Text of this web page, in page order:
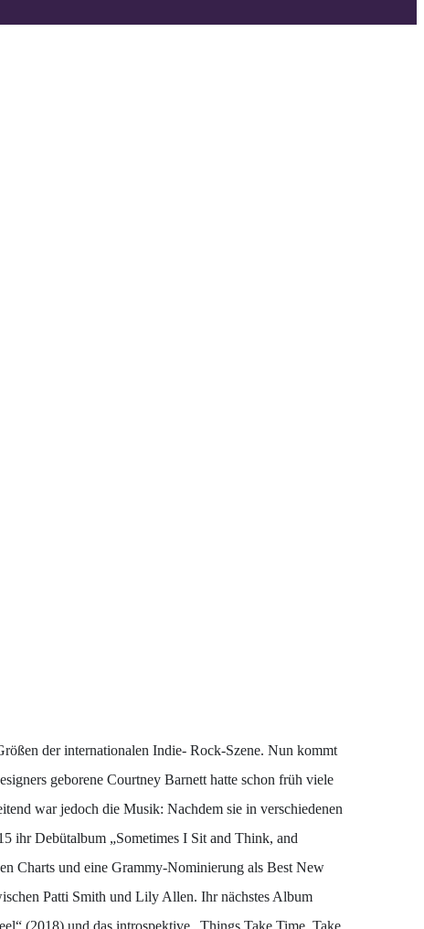
der internationalen Indie- Rock-Szene. Nun kommt
geborene Courtney Barnett hatte schon früh viele
war jedoch die Musik: Nachdem sie in verschiedenen
ihr Debütalbum „Sometimes I Sit and Think, and
Charts und eine Grammy-Nominierung als Best New
Patti Smith und Lily Allen. Ihr nächstes Album
(2018) und das introspektive „Things Take Time, Take